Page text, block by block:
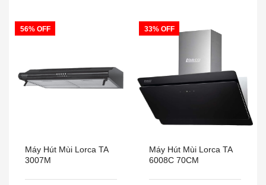
56% OFF
Máy Hút Mùi Lorca TA
3007M
33% OFF
Máy Hút Mùi Lorca TA
6008C 70CM